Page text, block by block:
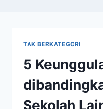
TAK BERKATEGORI
5
Sekolah